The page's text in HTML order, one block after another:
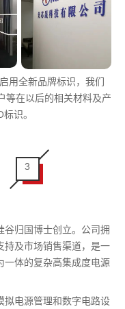
用全新品牌标识，我们
等在以后的相关材料及产
识。
3
谷归国博士创立。公司拥
持及市场销售渠道，是一
一体的复杂高集成度电源
拟电源管理和数字电路设